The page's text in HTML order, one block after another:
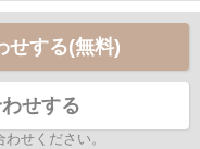
せする(無料)
せする
せください。